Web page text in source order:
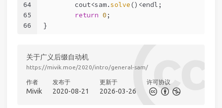
64
65
66
	cout<sam.
solve ()<endl;
return 0 ;
}
关于广义后缀自动机
https://mivik.moe/2020/intro/general-sam/
作者
Mivik
发布于
2020-08-21
更新于
2026-03-26
许可协议